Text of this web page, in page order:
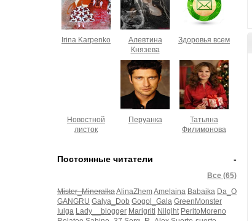
Irina Karpenko
Алевтина
Князева
Здоровья всем
Новостной
листок
Перуанка
Татьяна
Филимонова
-
Постоянные читатели
Все (65)
Mister_MineralkaAlinaZhemAmelaina Babajka Da_O
GANGRU Galya_Dob Gogol_Gala GreenMonster
Iulga Lady__blogger Marigriti Nilglht PeritoMoreno